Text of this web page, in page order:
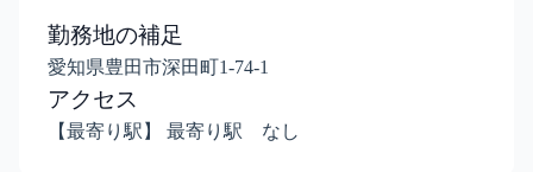
勤務地の補足
愛知県豊田市深田町1-74-1
アクセス
【最寄り駅】 最寄り駅 なし